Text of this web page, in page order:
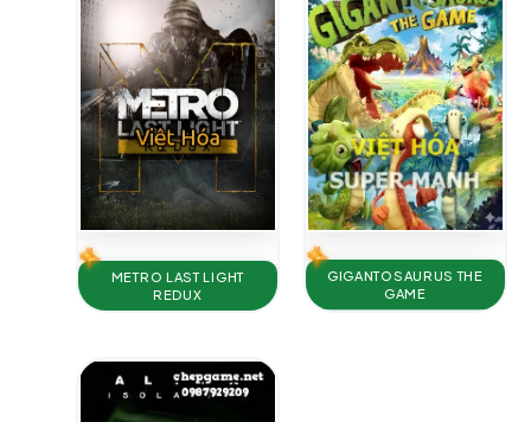
METRO LAST LIGHT
REDUX
GIGANTOSAURUS THE
GAME